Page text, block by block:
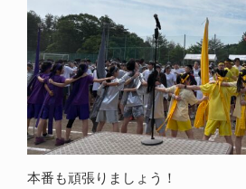
本番も頑張りましょう！